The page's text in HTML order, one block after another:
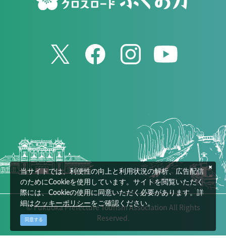
© Fukuoka Prefecture Tourism Association All Rights
Reserved.
当サイトでは、利便性の向上と利用状況の解析、広告配信
のためにCookieを使用しています。サイトを閲覧いただく
際には、Cookieの使用に同意いただく必要があります。詳
細はクッキーポリシーをご確認ください。
同意する